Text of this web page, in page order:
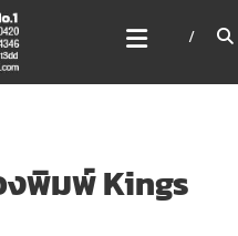
ร์
งพิมพ์ Kings